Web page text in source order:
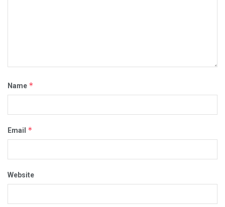
Name *
Email *
Website